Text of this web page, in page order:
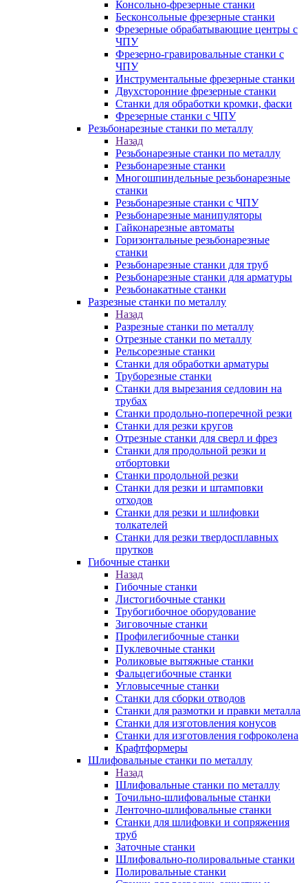
Консольно-фрезерные станки
Бесконсольные фрезерные станки
Фрезерные обрабатывающие центры с
ЧПУ
Фрезерно-гравировальные станки с
ЧПУ
Инструментальные фрезерные станки
Двухсторонние фрезерные станки
Станки для обработки кромки, фаски
Фрезерные станки с ЧПУ
Резьбонарезные станки по металлу
Назад
Резьбонарезные станки по металлу
Резьбонарезные станки
Многошпиндельные резьбонарезные
станки
Резьбонарезные станки с ЧПУ
Резьбонарезные манипуляторы
Гайконарезные автоматы
Горизонтальные резьбонарезные
станки
Резьбонарезные станки для труб
Резьбонарезные станки для арматуры
Резьбонакатные станки
Разрезные станки по металлу
Назад
Разрезные станки по металлу
Отрезные станки по металлу
Рельсорезные станки
Станки для обработки арматуры
Труборезные станки
Станки для вырезания седловин на
трубаx
Станки продольно-поперечной резки
Станки для резки кругов
Отрезные станки для сверл и фрез
Станки для продольной резки и
отбортовки
Станки продольной резки
Станки для резки и штамповки
отходов
Станки для резки и шлифовки
толкателей
Станки для резки твердосплавных
прутков
Гибочные станки
Назад
Гибочные станки
Листогибочные станки
Трубогибочное оборудование
Зиговочные станки
Профилегибочные станки
Пуклевочные станки
Роликовые вытяжные станки
Фальцегибочные станки
Угловысечные станки
Станки для сборки отводов
Станки для размотки и правки металла
Станки для изготовления конусов
Станки для изготовления гофроколена
Крафтформеры
Шлифовальные станки по металлу
Назад
Шлифовальные станки по металлу
Точильно-шлифовальные станки
Ленточно-шлифовальные станки
Станки для шлифовки и сопряжения
труб
Заточные станки
Шлифовально-полировальные станки
Полировальные станки